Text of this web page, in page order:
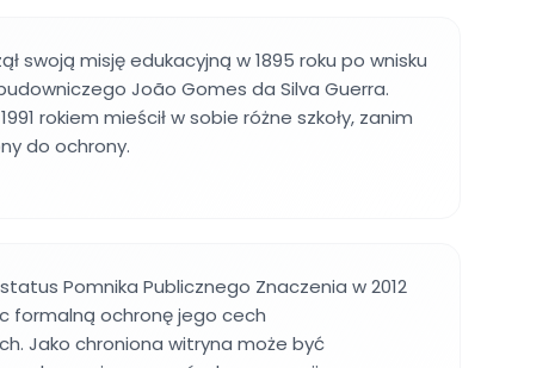
swoją misję edukacyjną w 1895 roku po wnisku
João Gomes da Silva Guerra.
rokiem mieścił w sobie różne szkoły, zanim
do ochrony.
Pomnika Publicznego Znaczenia w 2012
formalną ochronę jego cech
Jako chroniona witryna może być